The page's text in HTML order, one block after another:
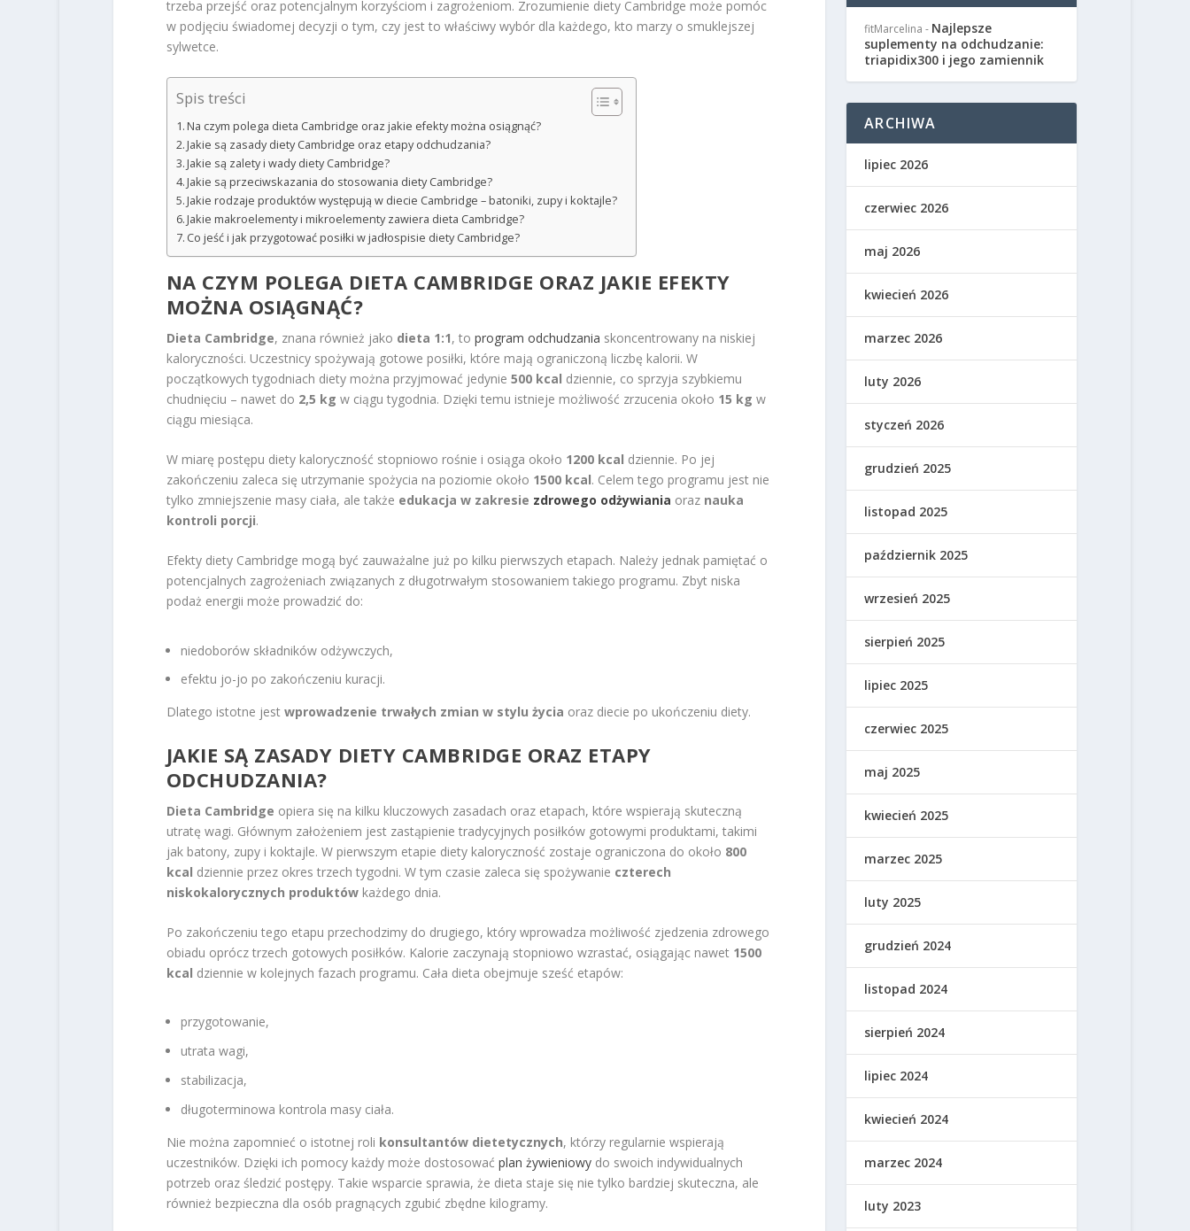
trzeba przejść oraz potencjalnym korzyściom i zagrożeniom. Zrozumienie diety Cambridge może pomóc
w podjęciu świadomej decyzji o tym, czy jest to właściwy wybór dla każdego, kto marzy o smuklejszej
sylwetce.
Spis treści
Na czym polega dieta Cambridge oraz jakie efekty można osiągnąć?
Jakie są zasady diety Cambridge oraz etapy odchudzania?
Jakie są zalety i wady diety Cambridge?
Jakie są przeciwskazania do stosowania diety Cambridge?
Jakie rodzaje produktów występują w diecie Cambridge – batoniki, zupy i koktajle?
Jakie makroelementy i mikroelementy zawiera dieta Cambridge?
Co jeść i jak przygotować posiłki w jadłospisie diety Cambridge?
NA CZYM POLEGA DIETA CAMBRIDGE ORAZ JAKIE EFEKTY
MOŻNA OSIĄGNĄĆ?
Dieta Cambridge, znana również jako dieta 1:1, to program odchudzania skoncentrowany na niskiej
kaloryczności. Uczestnicy spożywają gotowe posiłki, które mają ograniczoną liczbę kalorii. W
początkowych tygodniach diety można przyjmować jedynie 500 kcal dziennie, co sprzyja szybkiemu
chudnięciu – nawet do 2,5 kg w ciągu tygodnia. Dzięki temu istnieje możliwość zrzucenia około 15 kg w
ciągu miesiąca.
W miarę postępu diety kaloryczność stopniowo rośnie i osiąga około 1200 kcal dziennie. Po jej
zakończeniu zaleca się utrzymanie spożycia na poziomie około 1500 kcal. Celem tego programu jest nie
tylko zmniejszenie masy ciała, ale także edukacja w zakresie zdrowego odżywiania oraz nauka
kontroli porcji.
Efekty diety Cambridge mogą być zauważalne już po kilku pierwszych etapach. Należy jednak pamiętać o
potencjalnych zagrożeniach związanych z długotrwałym stosowaniem takiego programu. Zbyt niska
podaż energii może prowadzić do:
niedoborów składników odżywczych,
efektu jo-jo po zakończeniu kuracji.
Dlatego istotne jest wprowadzenie trwałych zmian w stylu życia oraz diecie po ukończeniu diety.
JAKIE SĄ ZASADY DIETY CAMBRIDGE ORAZ ETAPY
ODCHUDZANIA?
Dieta Cambridge opiera się na kilku kluczowych zasadach oraz etapach, które wspierają skuteczną
utratę wagi. Głównym założeniem jest zastąpienie tradycyjnych posiłków gotowymi produktami, takimi
jak batony, zupy i koktajle. W pierwszym etapie diety kaloryczność zostaje ograniczona do około 800
kcal dziennie przez okres trzech tygodni. W tym czasie zaleca się spożywanie czterech
niskokalorycznych produktówkażdego dnia.
Po zakończeniu tego etapu przechodzimy do drugiego, który wprowadza możliwość zjedzenia zdrowego
obiadu oprócz trzech gotowych posiłków. Kalorie zaczynają stopniowo wzrastać, osiągając nawet 1500
kcal dziennie w kolejnych fazach programu. Cała dieta obejmuje sześć etapów:
przygotowanie,
utrata wagi,
stabilizacja,
długoterminowa kontrola masy ciała.
Nie można zapomnieć o istotnej roli konsultantów dietetycznych, którzy regularnie wspierają
uczestników. Dzięki ich pomocy każdy może dostosować plan żywieniowydo swoich indywidualnych
potrzeb oraz śledzić postępy. Takie wsparcie sprawia, że dieta staje się nie tylko bardziej skuteczna, ale
również bezpieczna dla osób pragnących zgubić zbędne kilogramy.
fitMarcelina - Najlepsze
suplementy na odchudzanie:
triapidix300 i jego zamiennik
ARCHIWA
lipiec 2026
czerwiec 2026
maj 2026
kwiecień 2026
marzec 2026
luty 2026
styczeń 2026
grudzień 2025
listopad 2025
październik 2025
wrzesień 2025
sierpień 2025
lipiec 2025
czerwiec 2025
maj 2025
kwiecień 2025
marzec 2025
luty 2025
grudzień 2024
listopad 2024
sierpień 2024
lipiec 2024
kwiecień 2024
marzec 2024
luty 2023